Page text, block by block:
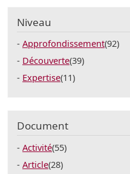
Niveau
Approfondissement(92)
Découverte(39)
Expertise(11)
Document
Activité(55)
Article(28)